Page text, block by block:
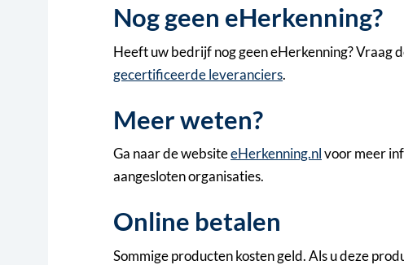
Nog geen eHerkenning?
Heeft uw bedrijf nog geen eHerkenning? Vraag
gecertificeerde leveranciers.
Meer weten?
Ga naar de websiteeHerkenning.nlvoor meer
aangesloten organisaties.
Online betalen
Sommige producten kosten geld. Als u deze